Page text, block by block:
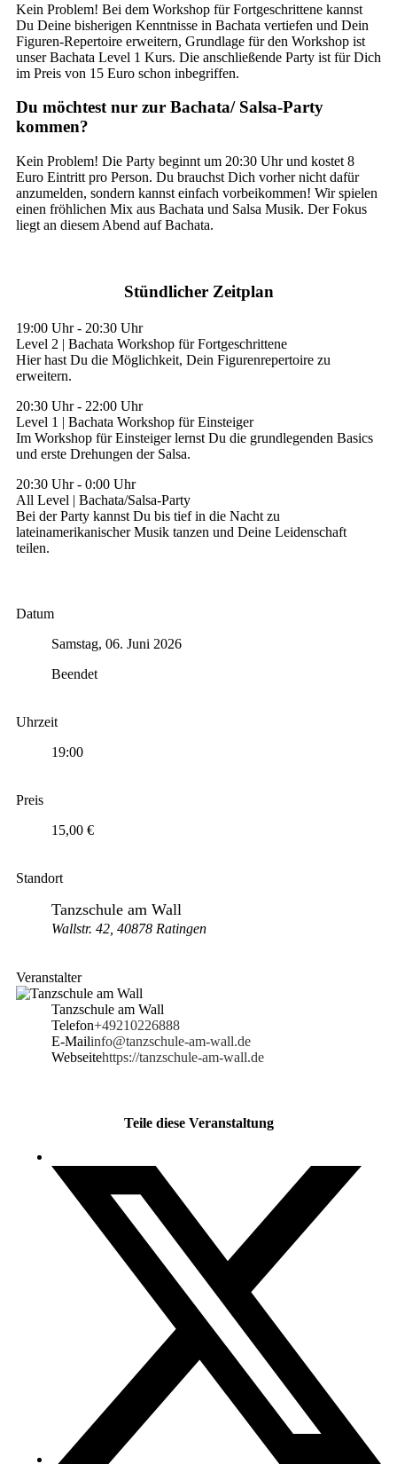
Kein Problem! Bei dem Workshop für Fortgeschrittene kannst
Du Deine bisherigen Kenntnisse in Bachata vertiefen und Dein
Figuren-Repertoire erweitern, Grundlage für den Workshop ist
unser Bachata Level 1 Kurs. Die anschließende Party ist für Dich
im Preis von 15 Euro schon inbegriffen.
Du möchtest nur zur Bachata/ Salsa-Party
kommen?
Kein Problem! Die Party beginnt um 20:30 Uhr und kostet 8
Euro Eintritt pro Person. Du brauchst Dich vorher nicht dafür
anzumelden, sondern kannst einfach vorbeikommen! Wir spielen
einen fröhlichen Mix aus Bachata und Salsa Musik. Der Fokus
liegt an diesem Abend auf Bachata.
Stündlicher Zeitplan
19:00 Uhr- 20:30 Uhr
Level 2 | Bachata Workshop für Fortgeschrittene
Hier hast Du die Möglichkeit, Dein Figurenrepertoire zu
erweitern.
20:30 Uhr- 22:00 Uhr
Level 1 | Bachata Workshop für Einsteiger
Im Workshop für Einsteiger lernst Du die grundlegenden Basics
und erste Drehungen der Salsa.
20:30 Uhr- 0:00 Uhr
All Level | Bachata/Salsa-Party
Bei der Party kannst Du bis tief in die Nacht zu
lateinamerikanischer Musik tanzen und Deine Leidenschaft
teilen.
Datum
Samstag, 06. Juni 2026
Beendet
Uhrzeit
19:00
Preis
15,00 €
Standort
Tanzschule am Wall
Wallstr. 42, 40878 Ratingen
Veranstalter
Tanzschule am Wall
Telefon+49210226888
E-Mailinfo@tanzschule-am-wall.de
Webseitehttps://tanzschule-am-wall.de
Teile diese Veranstaltung